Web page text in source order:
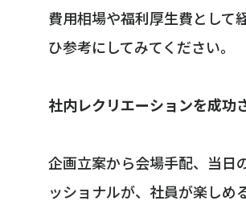
費用相場や福利厚生費として
ひ参考にしてみてください。
社内レクリエーションを成功
企画立案から会場手配、当日
ッショナルが、社員が楽しめ